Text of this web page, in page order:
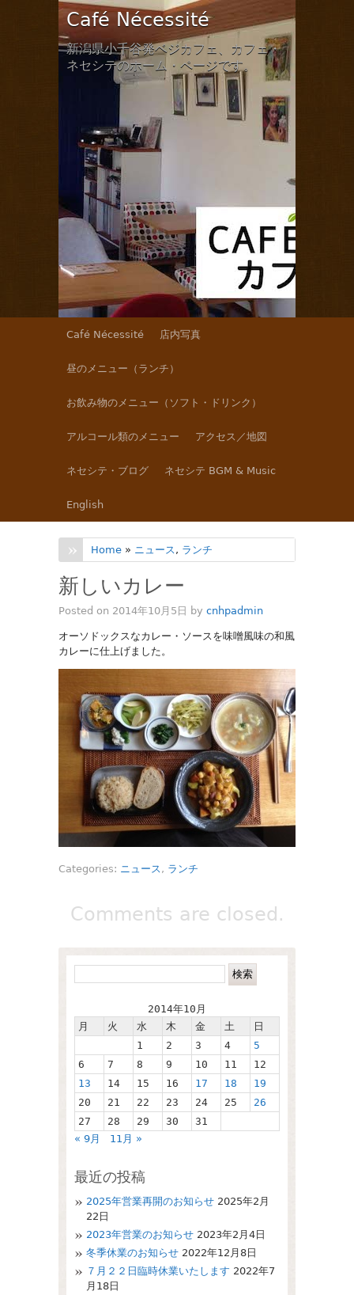
Café Nécessité
新潟県小千谷発ベジカフェ、カフェ・
ネセシテのホーム・ページです。
Café Nécessité 店内写真
昼のメニュー（ランチ）
お飲み物のメニュー（ソフト・ドリンク）
アルコール類のメニュー アクセス／地図
ネセシテ・ブログ ネセシテ BGM & Music
English
Home » ニュース, ランチ
新しいカレー
Posted on 2014年10月5日 by cnhpadmin
オーソドックスなカレー・ソースを味噌風味の和風
カレーに仕上げました。
Categories: ニュース, ランチ
Comments are closed.
2014年10月
月
火 水 木 金 土
日
1
2 3 4
5
6
7 8 9 10 11
12
13
14 15 16 17 18
19
20
21 22 23 24 25
26
27
28 29 30
31
« 9月
11月 »
最近の投稿
2025年営業再開のお知らせ 2025年2月
22日
2023年営業のお知らせ 2023年2月4日
冬季休業のお知らせ 2022年12月8日
７月２２日臨時休業いたします 2022年7
月18日